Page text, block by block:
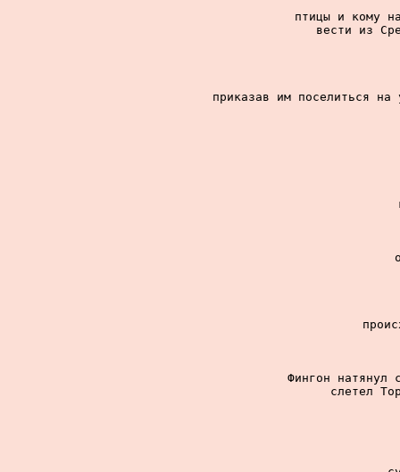
птицы и кому
вести из
приказав им поселиться
Фингон натянул
слетел